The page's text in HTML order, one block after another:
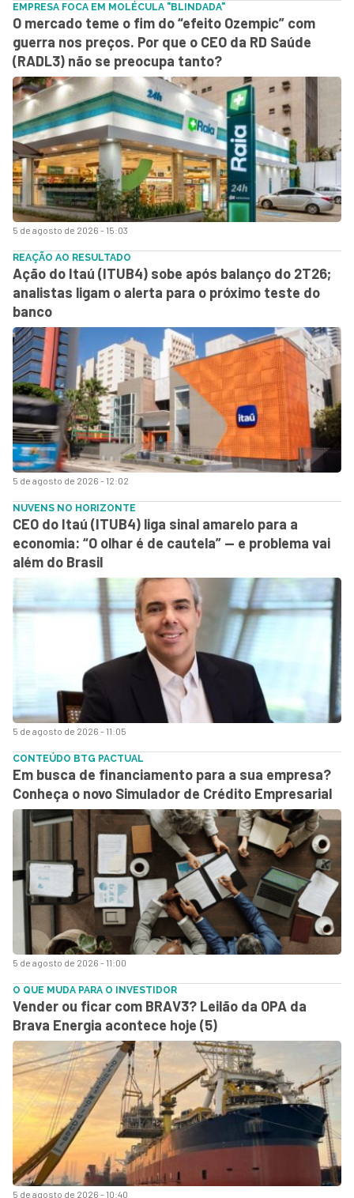
5 de agosto de 2026 - 15:03
EMPRESA FOCA EM MOLÉCULA "BLINDADA"
O mercado teme o fim do “efeito Ozempic” com
guerra nos preços. Por que o CEO da RD Saúde
(RADL3) não se preocupa tanto?
5 de agosto de 2026 - 12:02
REAÇÃO AO RESULTADO
Ação do Itaú (ITUB4) sobe após balanço do 2T26;
analistas ligam o alerta para o próximo teste do
banco
5 de agosto de 2026 - 11:05
NUVENS NO HORIZONTE
CEO do Itaú (ITUB4) liga sinal amarelo para a
economia: “O olhar é de cautela” — e problema vai
além do Brasil
5 de agosto de 2026 - 11:00
CONTEÚDO BTG PACTUAL
Em busca de financiamento para a sua empresa?
Conheça o novo Simulador de Crédito Empresarial
5 de agosto de 2026 - 10:40
O QUE MUDA PARA O INVESTIDOR
Vender ou ficar com BRAV3? Leilão da OPA da
Brava Energia acontece hoje (5)